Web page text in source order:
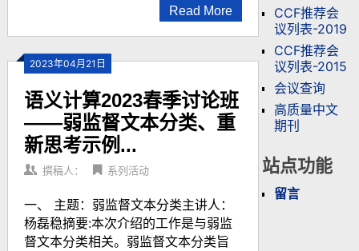
Read More
2023年04月21日
语义计算2023春季讨论班
——弱监督文本分类、重
新思考示例...
撰稿人： 系列活动
一、 主题：弱监督文本分类主讲人：
杨磊稳摘要:本次介绍的工作是与弱监
督文本分类相关。弱监督文本分类旨
CCF推荐会
议列表-2019
CCF推荐会
议列表-2015
会议查询
高质量中文
期刊
站点功能
留言